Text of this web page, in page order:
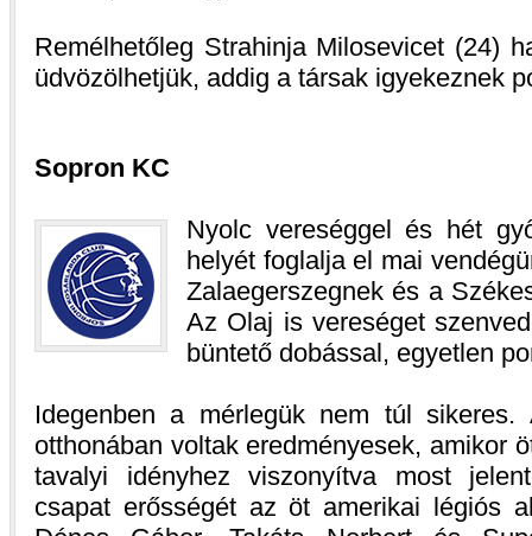
Remélhetőleg Strahinja Milosevicet (24)
üdvözölhetjük, addig a társak igyekeznek
Sopron KC
Nyolc vereséggel és hét
helyét foglalja el mai
Zalaegerszegnek és a
Az Olaj is vereséget
büntető dobással, egyetlen
Idegenben a mérlegük nem túl
otthonában voltak eredményesek, amikor
tavalyi idényhez viszonyítva most
csapat erősségét az öt amerikai légiós